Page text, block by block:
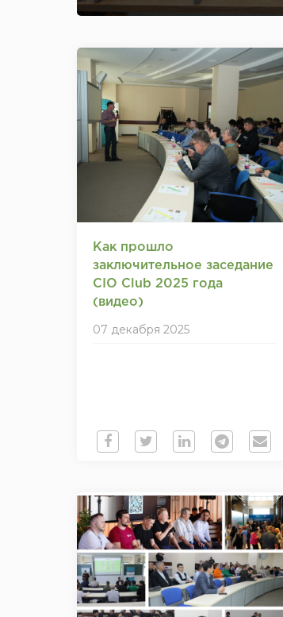
Как прошло
заключительное заседание
CIO Club 2025 года
(видео)
07 декабря 2025